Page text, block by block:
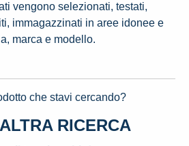
vengono selezionati, testati,
immagazzinati in aree idonee e
marca e modello.
che stavi cercando?
RICERCA